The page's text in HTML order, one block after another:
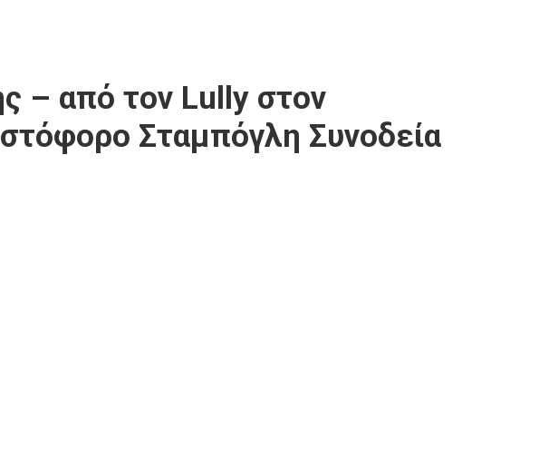
– από τον Lully στον
Σταμπόγλη Συνοδεία